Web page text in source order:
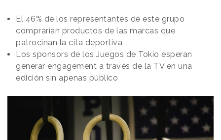
El 46% de los representantes de este grupo
comprarían productos de las marcas que
patrocinan la cita deportiva
Los sponsors de los Juegos de Tokio esperan
generar engagement a través de la TV en una
edición sin apenas público